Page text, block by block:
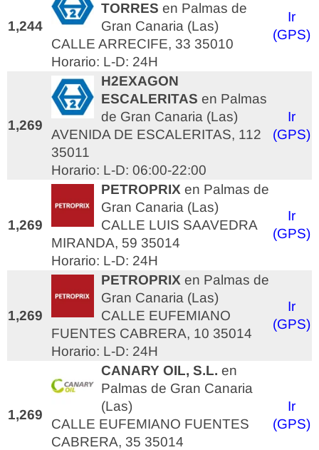
1,244
TORRES en Palmas de
Gran Canaria (Las)
CALLE ARRECIFE, 33 35010
Horario: L-D: 24H
Ir
(GPS)
1,269
H2EXAGON
ESCALERITAS en Palmas
de Gran Canaria (Las)
AVENIDA DE ESCALERITAS, 112
35011
Horario: L-D: 06:00-22:00
Ir
(GPS)
1,269
PETROPRIX en Palmas de
Gran Canaria (Las)
CALLE LUIS SAAVEDRA
MIRANDA, 59 35014
Horario: L-D: 24H
Ir
(GPS)
1,269
PETROPRIX en Palmas de
Gran Canaria (Las)
CALLE EUFEMIANO
FUENTES CABRERA, 10 35014
Horario: L-D: 24H
Ir
(GPS)
1,269
CANARY OIL, S.L. en
Palmas de Gran Canaria
(Las)
CALLE EUFEMIANO FUENTES
CABRERA, 35 35014
Ir
(GPS)